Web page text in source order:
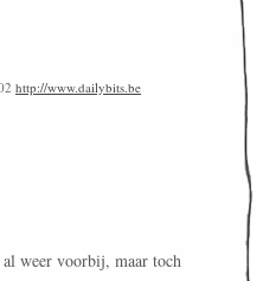
http://www.dailybits.be
weer voorbij, maar toch